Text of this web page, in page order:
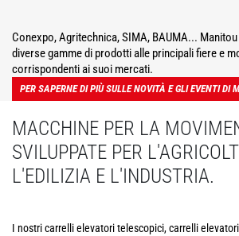
Conexpo, Agritechnica, SIMA, BAUMA...
diverse gamme di prodotti alle principali fiere e
corrispondenti ai suoi mercati.
PER SAPERNE DI PIÙ SULLE NOVITÀ E GLI EVENTI DI
MACCHINE PER LA
SVILUPPATE PER
L'EDILIZIA E L'INDUSTRIA.
I nostri carrelli elevatori telescopici, carrelli